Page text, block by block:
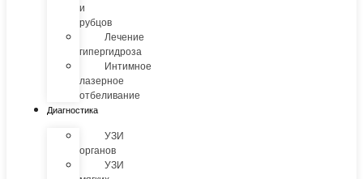
и
рубцов
Лечение
гипергидроза
Интимное
лазерное
отбеливание
Диагностика
УЗИ
органов
УЗИ